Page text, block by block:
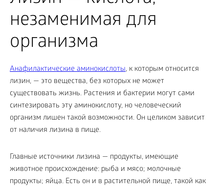
незаменимая для
организма
Анафилактические аминокислоты, к которым относится
лизин, — это вещества, без которых не может
существовать жизнь. Растения и бактерии могут сами
синтезировать эту аминокислоту, но человеческий
организм лишен такой возможности. Он целиком зависит
от наличия лизина в пище.
Главные источники лизина — продукты, имеющие
животное происхождение: рыба и мясо; молочные
продукты; яйца. Есть он и в растительной пище, такой как